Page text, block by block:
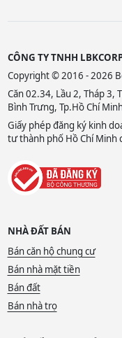
CÔNG TY TNHH
Copyright © 2016 - 2026
Căn 02.34, Lầu 2, Tháp 3,
Bình Trưng, Tp.Hồ Chí
Giấy phép đăng ký kinh
tư thành phố Hồ Chí Minh
NHÀ ĐẤT BÁN
Bán căn hộ chung cư
Bán nhà mặt tiền
Bán đất
Bán nhà trọ